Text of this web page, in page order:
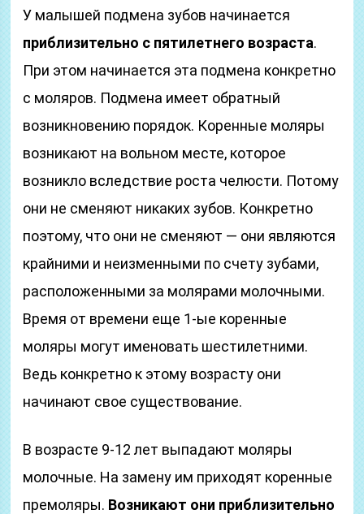
У малышей подмена зубов начинается
приблизительно с пятилетнего возраста.
При этом начинается эта подмена конкретно
с моляров. Подмена имеет обратный
возникновению порядок. Коренные моляры
возникают на вольном месте, которое
возникло вследствие роста челюсти. Потому
они не сменяют никаких зубов. Конкретно
поэтому, что они не сменяют — они являются
крайними и неизменными по счету зубами,
расположенными за молярами молочными.
Время от времени еще 1-ые коренные
моляры могут именовать шестилетними.
Ведь конкретно к этому возрасту они
начинают свое существование.
В возрасте 9-12 лет выпадают моляры
молочные. На замену им приходят коренные
премоляры. Возникают они приблизительно